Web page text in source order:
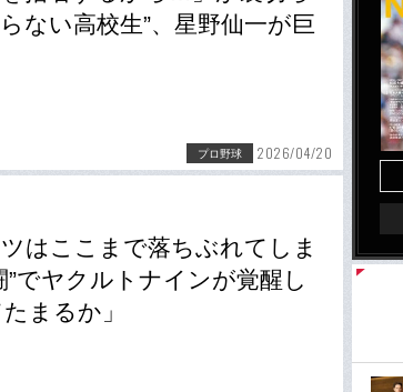
ない高校生”、星野仙一が巨
プロ野球 2026/04/20
はここまで落ちぶれてしま
でヤクルトナインが覚醒し
まるか」